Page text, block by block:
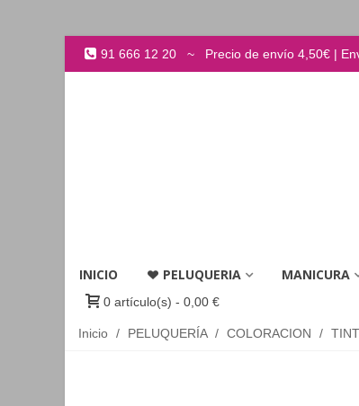
91 666 12 20 ~ Precio de envío 4,50€ |
INICIO PELUQUERIA MANICURA
0 artículo(s) - 0,00 €
Inicio / PELUQUERÍA / COLORACION /